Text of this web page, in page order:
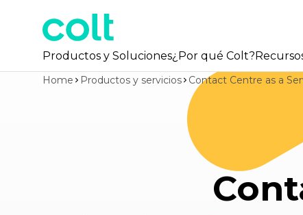
Productos y Soluciones¿Por qué Colt?
Home Productos y servicios Contact Centre as a